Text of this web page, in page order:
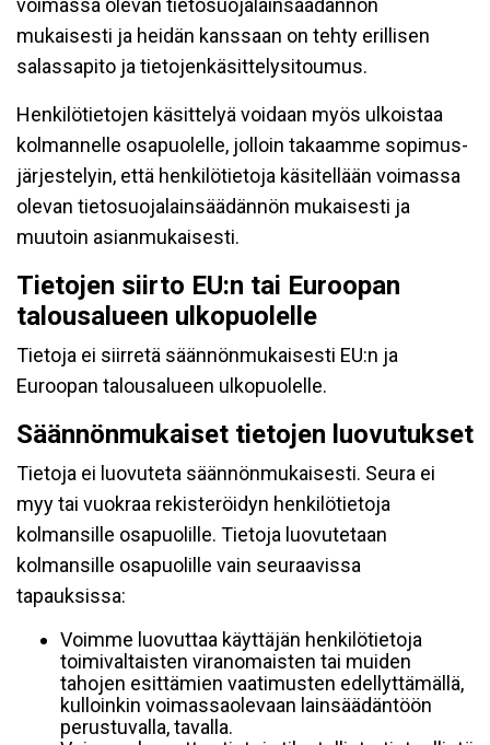
voimassa olevan tietosuojalainsäädännön
mukaisesti ja heidän kanssaan on tehty erillisen
salassapito ja tietojenkäsittelysitoumus.
Henkilötietojen käsittelyä voidaan myös ulkoistaa
kolmannelle osapuolelle, jolloin takaamme sopimus-
järjestelyin, että henkilötietoja käsitellään voimassa
olevan tietosuojalainsäädännön mukaisesti ja
muutoin asianmukaisesti.
Tietojen siirto EU:n tai Euroopan
talousalueen ulkopuolelle
Tietoja ei siirretä säännönmukaisesti EU:n ja
Euroopan talousalueen ulkopuolelle.
Säännönmukaiset tietojen luovutukset
Tietoja ei luovuteta säännönmukaisesti. Seura ei
myy tai vuokraa rekisteröidyn henkilötietoja
kolmansille osapuolille. Tietoja luovutetaan
kolmansille osapuolille vain seuraavissa
tapauksissa:
Voimme luovuttaa käyttäjän henkilötietoja
toimivaltaisten viranomaisten tai muiden
tahojen esittämien vaatimusten edellyttämällä,
kulloinkin voimassaolevaan lainsäädäntöön
perustuvalla, tavalla.